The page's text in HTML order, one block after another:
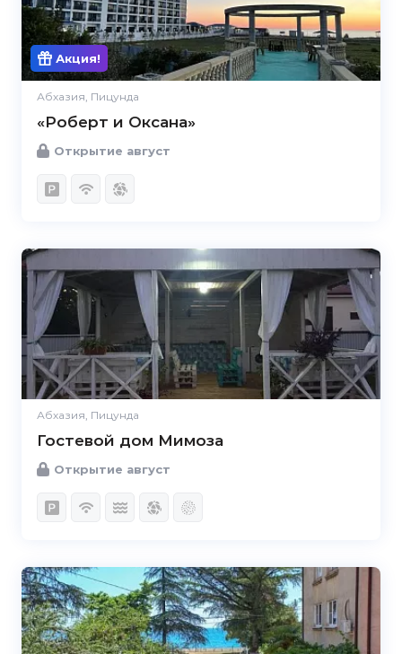
Акция!
Абхазия, Пицунда
«Роберт и Оксана»
Открытие август
Абхазия, Пицунда
Гостевой дом Мимоза
Открытие август
5.0